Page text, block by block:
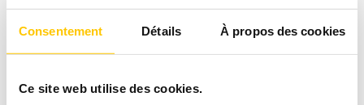
Consentement Détails À propos des cookies
Ce site web utilise des cookies.